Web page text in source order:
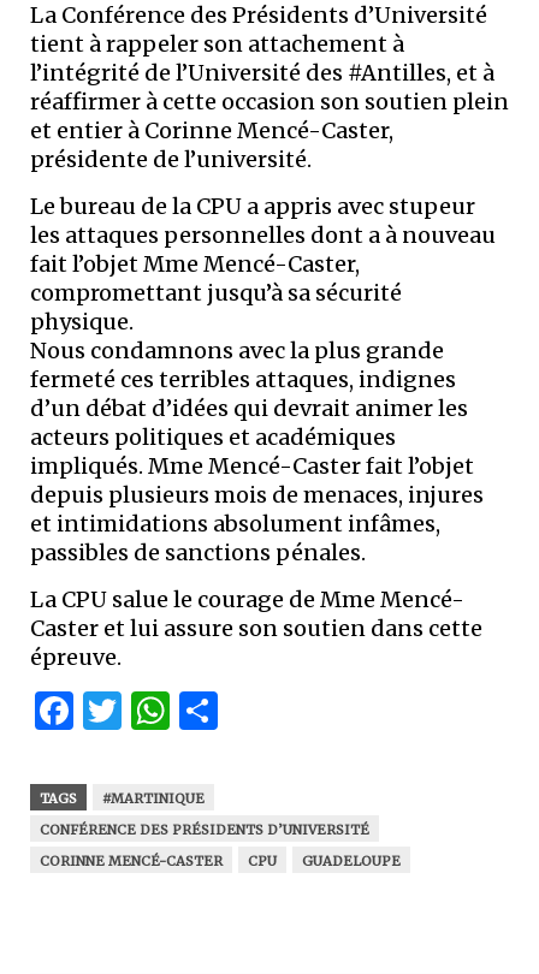
La Conférence des Présidents d’Université
tient à rappeler son attachement à
l’intégrité de l’Université des #Antilles, et à
réaffirmer à cette occasion son soutien plein
et entier à Corinne Mencé-Caster,
présidente de l’université.
Le bureau de la CPU a appris avec stupeur
les attaques personnelles dont a à nouveau
fait l’objet Mme Mencé-Caster,
compromettant jusqu’à sa sécurité
physique.
Nous condamnons avec la plus grande
fermeté ces terribles attaques, indignes
d’un débat d’idées qui devrait animer les
acteurs politiques et académiques
impliqués. Mme Mencé-Caster fait l’objet
depuis plusieurs mois de menaces, injures
et intimidations absolument infâmes,
passibles de sanctions pénales.
La CPU salue le courage de Mme Mencé-
Caster et lui assure son soutien dans cette
épreuve.
Facebook
Twitter
WhatsApp
TAGS
#MARTINIQUE
CONFÉRENCE DES PRÉSIDENTS D’UNIVERSITÉ
CORINNE MENCÉ-CASTER
CPU GUADELOUPE